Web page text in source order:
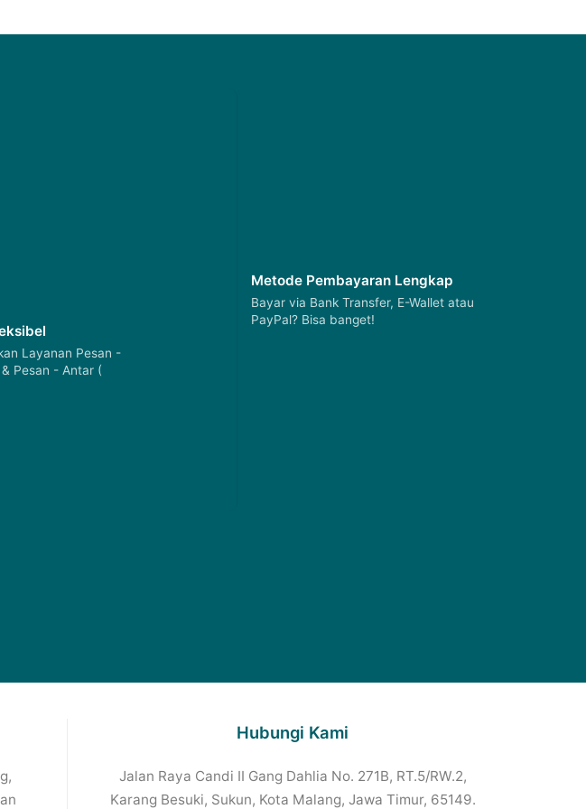
Layanan Pesan -
Pesan - Antar (
Metode Pembayaran Lengkap
Bayar via Bank Transfer, E-Wallet atau
PayPal? Bisa banget!
Hubungi Kami
Jalan Raya Candi II Gang Dahlia No. 271B, RT.5/RW.2,
Karang Besuki, Sukun, Kota Malang, Jawa Timur, 65149.